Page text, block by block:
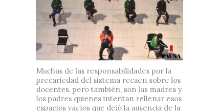
Muchas de las responsabilidades por la
precariedad del sistema recaen sobre los
docentes, pero también, son las madres y
los padres quienes intentan rellenar esos
espacios vacíos que dejó la ausencia de la